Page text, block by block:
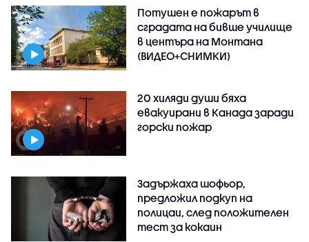
Потушен е пожарът в
сградата на бивше училище
в центъра на Монтана
(ВИДЕО+СНИМКИ)
20 хиляди души бяха
евакуирани в Канада заради
горски пожар
Задържаха шофьор,
предложил подкуп на
полицаи, след положителен
тест за кокаин